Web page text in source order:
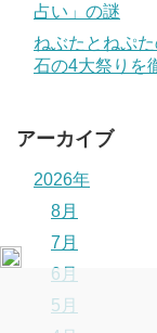
占い」の謎
ねぶたとねぷ
石の4大祭りを
アーカイブ
2026年
8月
7月
6月
5月